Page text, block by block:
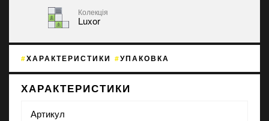
Колекція
Luxor
ХАРАКТЕРИСТИКИ УПАКОВКА
ХАРАКТЕРИСТИКИ
Артикул